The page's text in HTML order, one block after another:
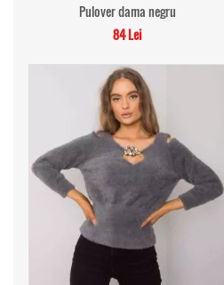
Pulover dama negru
84 Lei